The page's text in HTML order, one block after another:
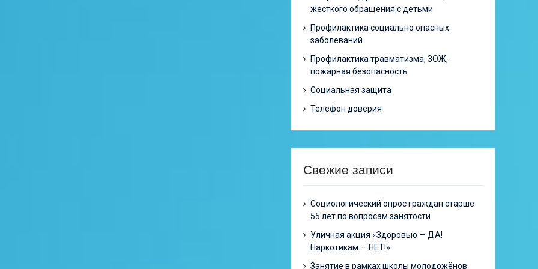
жесткого обращения с детьми
Профилактика социально опасных
заболеваний
Профилактика травматизма, ЗОЖ,
пожарная безопасность
Социальная защита
Телефон доверия
Свежие записи
Cоциологический опрос граждан старше
55 лет по вопросам занятости
Уличная акция «Здоровью — ДА!
Наркотикам — НЕТ!»
Занятие в рамках школы молодожёнов